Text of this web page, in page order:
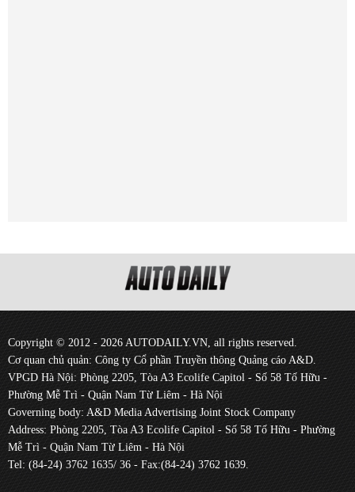
Copyright © 2012 - 2026 AUTODAILY.VN, all rights reserved.
Cơ quan chủ quản: Công ty Cổ phần Truyền thông Quảng cáo A&D.
VPGD Hà Nội: Phòng 2205, Tòa A3 Ecolife Capitol - Số 58 Tố Hữu -
Phường Mễ Trì - Quận Nam Từ Liêm - Hà Nội
Governing body: A&D Media Advertising Joint Stock Company
Address: Phòng 2205, Tòa A3 Ecolife Capitol - Số 58 Tố Hữu - Phường
Mễ Trì - Quận Nam Từ Liêm - Hà Nội
Tel: (84-24) 3762 1635/ 36 - Fax:(84-24) 3762 1639.